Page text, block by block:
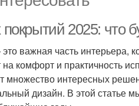
2025: что
важная часть интерьера,
комфорт и практичность
множество интересных
дизайн. В этой